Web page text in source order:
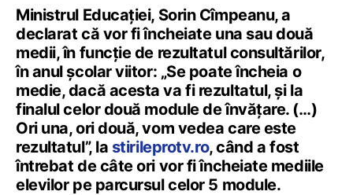
Ministrul Educației, Sorin Cîmpeanu, a
declarat că vor fi încheiate una sau două
medii, în funcție de rezultatul consultărilor,
în anul școlar viitor: „Se poate încheia o
medie, dacă acesta va fi rezultatul, și la
finalul celor două module de învățare. (…)
Ori una, ori două, vom vedea care este
rezultatul”, la stirileprotv.ro, când a fost
întrebat de câte ori vor fi încheiate mediile
elevilor pe parcursul celor 5 module.